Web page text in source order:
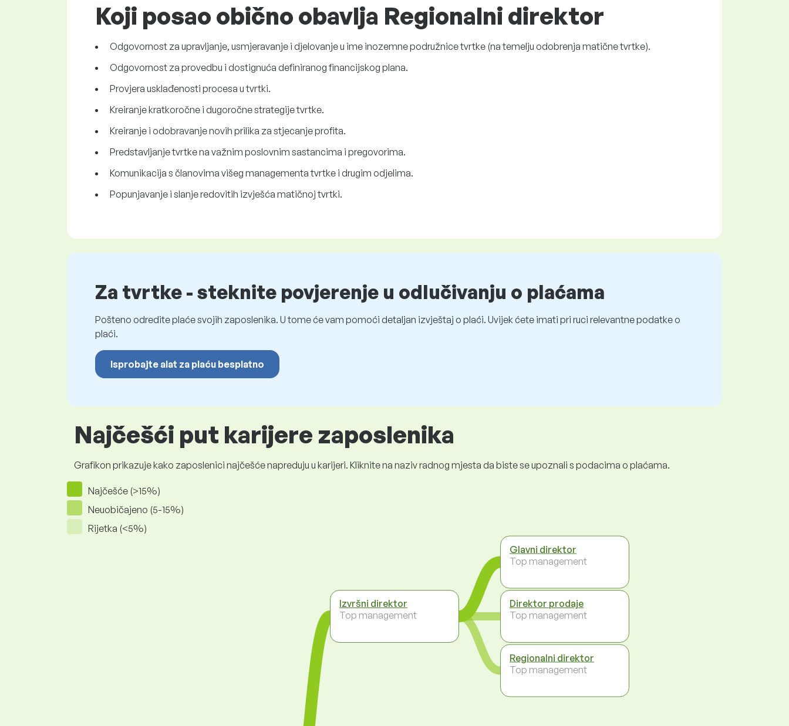
Koji posao obično obavlja Regionalni direktor
Odgovornost za upravljanje, usmjeravanje i djelovanje u ime inozemne podružnice tvrtke (na temelju odobrenja matične tvrtke).
Odgovornost za provedbu i dostignuća definiranog financijskog plana.
Provjera usklađenosti procesa u tvrtki.
Kreiranje kratkoročne i dugoročne strategije tvrtke.
Kreiranje i odobravanje novih prilika za stjecanje profita.
Predstavljanje tvrtke na važnim poslovnim sastancima i pregovorima.
Komunikacija s članovima višeg managementa tvrtke i drugim odjelima.
Popunjavanje i slanje redovitih izvješća matičnoj tvrtki.
Za tvrtke - steknite povjerenje u odlučivanju o plaćama
Pošteno odredite plaće svojih zaposlenika. U tome će vam pomoći detaljan izvještaj o plaći. Uvijek ćete imati pri ruci relevantne podatke o
plaći.
Isprobajte alat za plaću besplatno
Najčešći put karijere zaposlenika
Grafikon prikazuje kako zaposlenici najčešće napreduju u karijeri. Kliknite na naziv radnog mjesta da biste se upoznali s podacima o plaćama.
Najčešće (>15%)
Neuobičajeno (5-15%)
Rijetka (<5%)
Izvršni direktor
Top management
Glavni direktor
Top management
Direktor prodaje
Top management
Regionalni direktor
Top management